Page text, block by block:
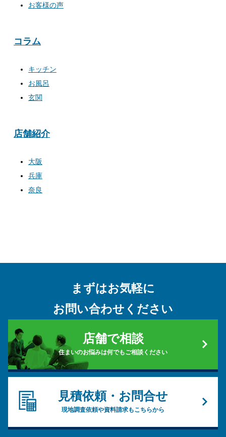
お客様の声
コラム
キッチン
お風呂
玄関
店舗紹介
大阪
兵庫
奈良
まずはお気軽に
お問い合わせください
店舗で相談
住まいのお悩みは何でもご相談ください
見積依頼・お問合せ
現地調査依頼や資料請求もこちらから